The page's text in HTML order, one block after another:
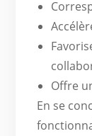
Offre
En se